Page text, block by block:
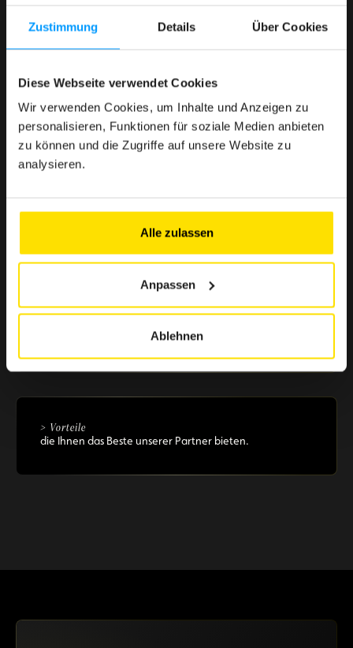
Zustimmung Details Über Cookies
Diese Webseite verwendet Cookies
Wir verwenden Cookies, um Inhalte und Anzeigen zu
personalisieren, Funktionen für soziale Medien anbieten
zu können und die Zugriffe auf unsere Website zu
analysieren.
Alle zulassen
Anpassen
Ablehnen
Denn die Nutzung des Clubs muss einfach, schnell und
mühelos sein.
Eine Auswahl renommierter Marken in Luxemburg, die
> Vorteile
die Ihnen das Beste unserer Partner bieten.